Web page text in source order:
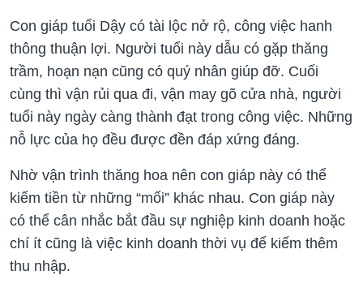
Con giáp tuổi Dậy có tài lộc nở rộ, công việc hanh
thông thuận lợi. Người tuổi này dẫu có gặp thăng
trầm, hoạn nạn cũng có quý nhân giúp đỡ. Cuối
cùng thì vận rủi qua đi, vận may gõ cửa nhà, người
tuổi này ngày càng thành đạt trong công việc. Những
nỗ lực của họ đều được đền đáp xứng đáng.
Nhờ vận trình thăng hoa nên con giáp này có thể
kiếm tiền từ những “mối” khác nhau. Con giáp này
có thể cân nhắc bắt đầu sự nghiệp kinh doanh hoặc
chí ít cũng là việc kinh doanh thời vụ để kiếm thêm
thu nhập.